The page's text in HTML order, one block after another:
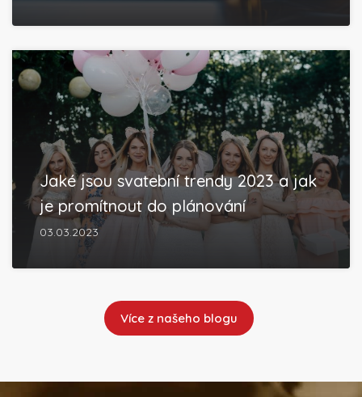
Jaké jsou svatební trendy 2023 a jak
je promítnout do plánování
03.03.2023
Více z našeho blogu